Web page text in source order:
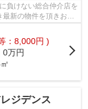
負けない総合仲介店を
最新の物件を頂きお客
：8,000円 )
0万円
ジデンス